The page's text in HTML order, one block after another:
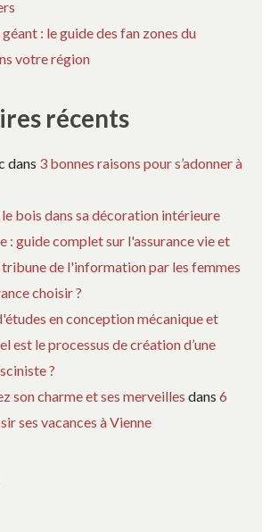
: le guide des fan zones du
votre région
récents
dans 3 bonnes raisons pour s’adonner à
bois dans sa décoration intérieure
: guide complet sur l'assurance vie et
de l'information par les femmes
choisir ?
en conception mécanique et
est le processus de création d’une
?
son charme et ses merveilles dans 6
ses vacances à Vienne